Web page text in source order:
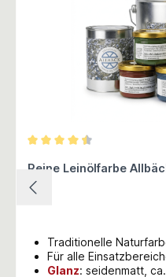
Reine Leinölfarbe
Traditionelle
Für alle
Glanz: seidenmatt,